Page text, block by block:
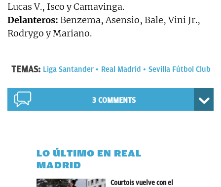
Lucas V., Isco y Camavinga.
Delanteros: Benzema, Asensio, Bale, Vini Jr.,
Rodrygo y Mariano.
TEMAS: Liga Santander Real Madrid Sevilla Fútbol Club
3 COMMENTS
LO ÚLTIMO EN REAL
MADRID
Courtois vuelve con el